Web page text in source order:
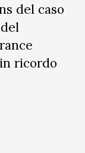
del caso
ricordo